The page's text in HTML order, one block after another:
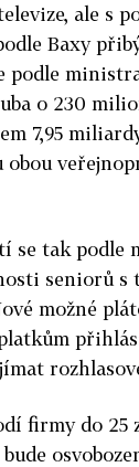
ale s
Baxy
podle
o 230
7,95
obou
se tak podle
seniorů
možné
firmy do 25